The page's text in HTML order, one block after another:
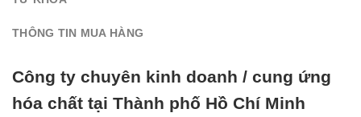
THÔNG TIN MUA HÀNG
Công ty chuyên kinh doanh / cung ứng
hóa chất tại Thành phố Hồ Chí Minh